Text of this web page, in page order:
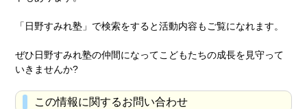
「日野すみれ塾」で検索をすると活動内容もご覧になれます。
ぜひ日野すみれ塾の仲間になってこどもたちの成長を見守って
いきませんか?
この情報に関するお問い合わせ